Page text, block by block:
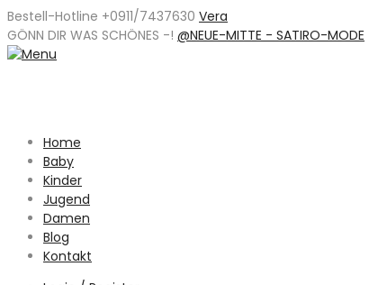
Bestell-Hotline +0911/7437630 Vera
GÖNN DIR WAS SCHÖNES -! @NEUE-MITTE - SATIRO-MODE
Home
Baby
Kinder
Jugend
Damen
Blog
Kontakt